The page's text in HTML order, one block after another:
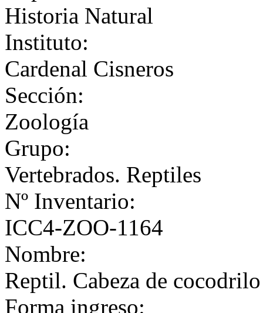
Historia Natural
Instituto:
Cardenal Cisneros
Sección:
Zoología
Grupo:
Vertebrados. Reptiles
Nº Inventario:
ICC4-ZOO-1164
Nombre:
Reptil. Cabeza de cocodrilo
Forma ingreso: